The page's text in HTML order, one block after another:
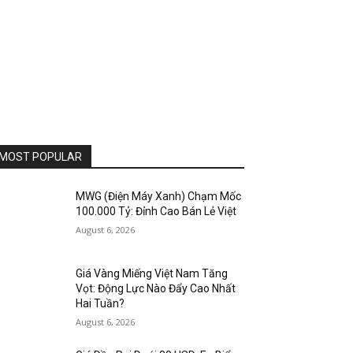
POPULAR
MWG (Điện Máy Xanh) Chạm Mốc
100.000 Tỷ: Đỉnh Cao Bán Lẻ Việt
August 6, 2026
Giá Vàng Miếng Việt Nam Tăng
Vọt: Động Lực Nào Đẩy Cao Nhất
Hai Tuần?
August 6, 2026